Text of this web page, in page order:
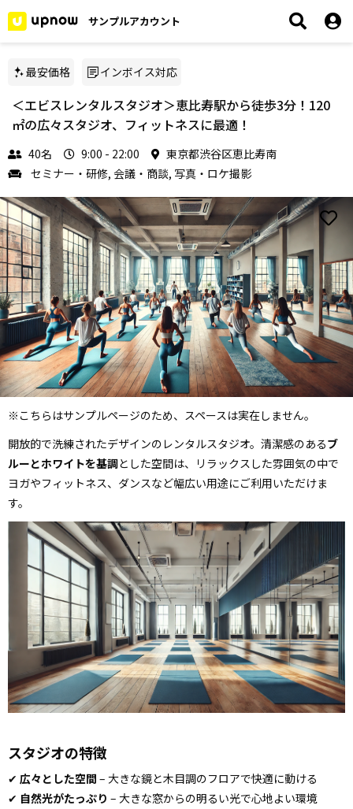
サンプルアカウント
最安価格 インボイス対応
＜エビスレンタルスタジオ＞恵比寿駅から徒歩3分！120
㎡の広々スタジオ、フィットネスに最適！
40名 9:00 - 22:00
東京都渋谷区恵比寿南
セミナー・研修, 会議・商談, 写真・ロケ撮影
※こちらはサンプルページのため、スペースは実在しません。
開放的で洗練されたデザインのレンタルスタジオ。清潔感のあるブ
ルーとホワイトを基調とした空間は、リラックスした雰囲気の中で
ヨガやフィットネス、ダンスなど幅広い用途にご利用いただけま
す。
スタジオの特徴
✔ 広々とした空間 – 大きな鏡と木目調のフロアで快適に動ける
✔ 自然光がたっぷり – 大きな窓からの明るい光で心地よい環境